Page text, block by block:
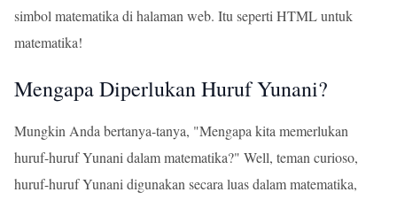
simbol matematika di halaman web. Itu seperti HTML untuk
matematika!
Mengapa Diperlukan Huruf Yunani?
Mungkin Anda bertanya-tanya, "Mengapa kita memerlukan
huruf-huruf Yunani dalam matematika?" Well, teman curioso,
huruf-huruf Yunani digunakan secara luas dalam matematika,